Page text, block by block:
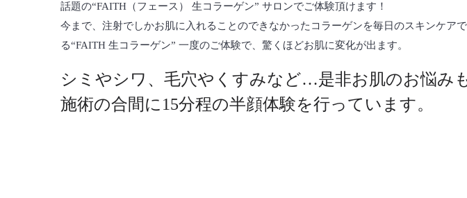
話題の“FAITH（フェース） 生コラーゲン” サロンでご体験頂けます！
今まで、注射でしかお肌に入れることのできなかったコラーゲンを毎日のスキンケア
る“FAITH 生コラーゲン” 一度のご体験で、驚くほどお肌に変化が出ます。
シミやシワ、毛穴やくすみなど…是非お肌のお悩み
施術の合間に15分程の半顔体験を行っています。